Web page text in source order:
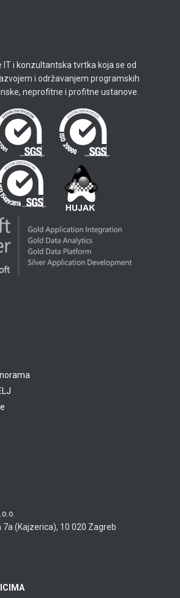
IT i konzultantska tvrtka koja se od
i održavanjem programskih
neprofitne i profitne ustanove.
(Kajzerica), 10 020 Zagreb